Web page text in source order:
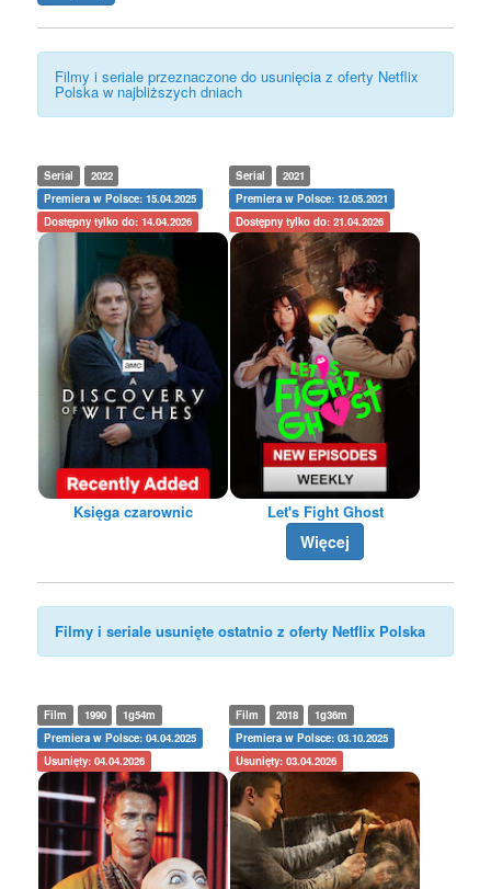
Filmy i seriale przeznaczone do usunięcia z oferty Netflix
Polska w najbliższych dniach
Serial
2022
Premiera w Polsce: 15.04.2025
Dostępny tylko do: 14.04.2026
Księga czarownic
Serial
2021
Premiera w Polsce: 12.05.2021
Dostępny tylko do: 21.04.2026
Let's Fight Ghost
Więcej
Filmy i seriale usunięte ostatnio z oferty Netflix Polska
Film 1990
1g54m
Premiera w Polsce: 04.04.2025
Usunięty: 04.04.2026
Film 2018
1g36m
Premiera w Polsce: 03.10.2025
Usunięty: 03.04.2026